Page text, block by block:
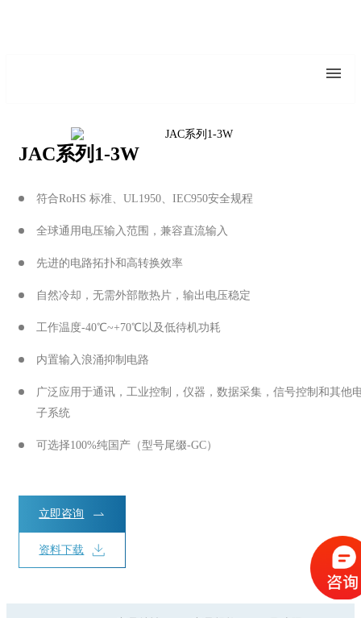
JAC系列1-3W
符合RoHS 标准、UL1950、IEC950安全规程
全球通用电压输入范围，兼容直流输入
先进的电路拓扑和高转换效率
自然冷却，无需外部散热片，输出电压稳定
工作温度-40℃~+70℃以及低待机功耗
内置输入浪涌抑制电路
广泛应用于通讯，工业控制，仪器，数据采集，信号控制和其他
子系统
可选择100%纯国产（型号尾缀-GC）
立即咨询
资料下载